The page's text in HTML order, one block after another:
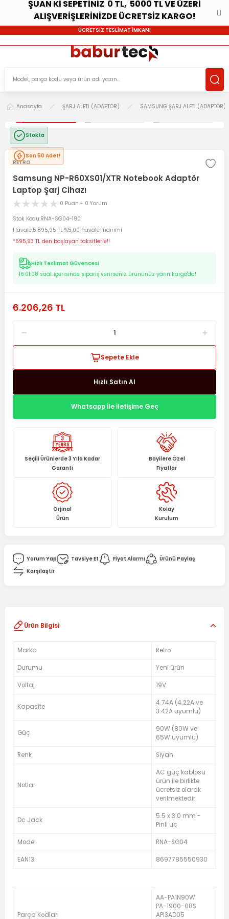
ŞUAN Kİ SEPETİNİZ 0 TL, 5000 TL VE ÜZERİ
ALIŞVERİŞLERİNİZDE ÜCRETSİZ KARGO!
ÜCRETSİZ TESLİMAT İMKANI
Anasayfa ŞARJ ALETİ (ADAPTÖR) SAMSUNG ŞARJ ALETİ (ADAPTÖR)
Stokta
Son 50 Adet!
RETRO
Samsung NP-R60XS01/XTR Notebook Adaptör
Laptop Şarj Cihazı
0 Puan - 0 Yorum
Stok Kodu RNA-SG04-190
Havale 5.895,95 TL %5,00 havale indirimi
*695,93 TL den başlayan taksitlerle!!
Hızlı Teslimat Güvencesi
16:01:08 saat içerisinde sipariş verirseniz ürününüz yarın kargo'da!
6.206,26 TL
Sepete Ekle
Hızlı Satın Al
Whatsapp İle İletişime Geç
Seçili Ürünlerde 3 Yıla Kadar
Garanti
Bayilere Özel
Fiyatlar
Orjinal
Ürün
Kolay
Kurulum
Yorum Yap Tavsiye Et Fiyat Alarmı
Ürünü Paylaş
Karşılaştır
Ürün Bilgisi
Marka Retro
Durumu Yeni ürün
Voltaj 19V
Kapasite
4.74A (4.22A ve
3.42A uyumlu)
Güç
90W (80W ve
65W uyumlu)
Renk Siyah
Notlar
AC güç kablosu
ürün ile birlikte
ücretsiz olarak
verilmektedir.
Dc Jack
5.5 x 3.0 mm -
Pinli uç
Model RNA-SG04
EAN13 8697785550930
Parça Kodları
AA-PA1N90W
PA-1900-08S
API3AD05